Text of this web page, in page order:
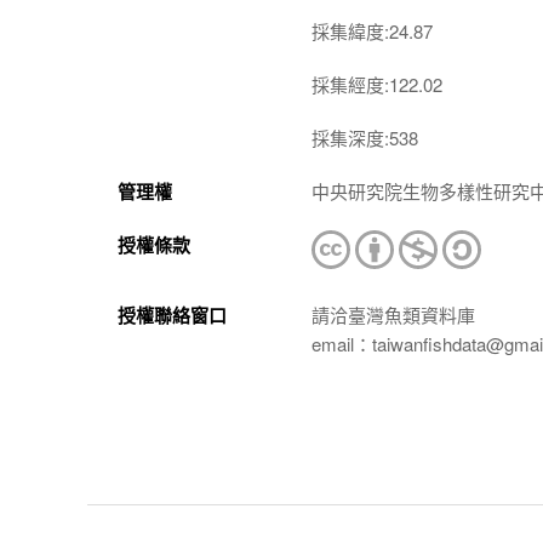
採集緯度:24.87
採集經度:122.02
採集深度:538
管理權 中央研究院生物多樣性研究
授權條款
授權聯絡窗口
請洽臺灣魚類資料庫
email：